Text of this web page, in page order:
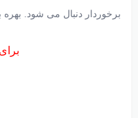
برخوردار دنبال می شود.